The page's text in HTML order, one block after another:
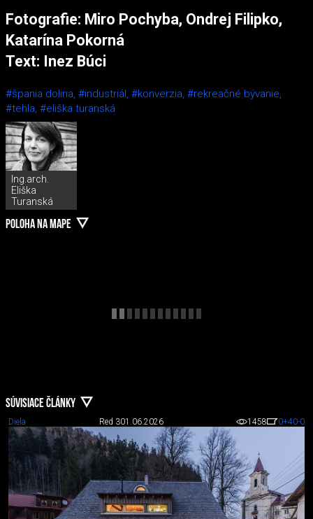
Fotografie: Miro Pochyba, Ondrej Filipko,
Katarína Pokorná
Text: Inez Búci
#špania dolina, #industriál, #konverzia, #rekreačné bývanie,
#tehla, #eliška turanská
Ing.arch.
Eliška
Turanská
POLOHA NA MAPE
SÚVISIACE ČLÁNKY
Diela Red 301.06.2026 1458 0+40-0